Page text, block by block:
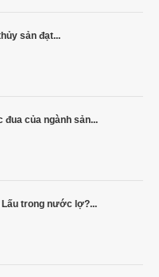
sản đạt...
đua của ngành sản...
Lấu trong nước lợ?...